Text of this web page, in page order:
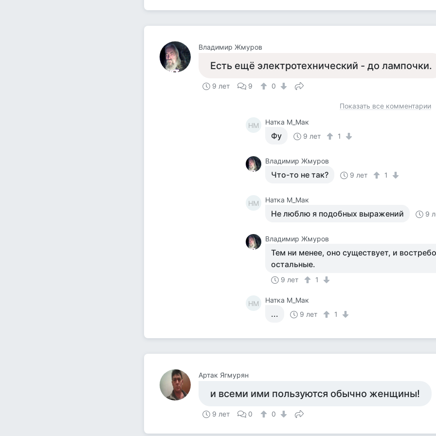
Владимир Жмуров
Есть ещё электротехнический - до лампочки.
9 лет 9 0
Показать все комментарии
НМ Натка М_Мак
Фу 9 лет 1
Владимир Жмуров
Что-то не так? 9 лет 1
НМ Натка М_Мак
Не люблю я подобных выражений 9
Владимир Жмуров
Тем ни менее, оно существует, и
остальные.
9 лет 1
НМ Натка М_Мак
... 9 лет 1
Артак Ягмурян
и всеми ими пользуются обычно женщины!
9 лет 0 0